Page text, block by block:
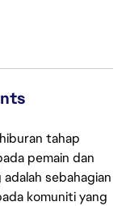
tahap
pemain dan
sebahagian
komuniti yang